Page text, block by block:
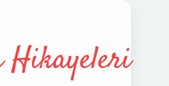
Hikayeleri